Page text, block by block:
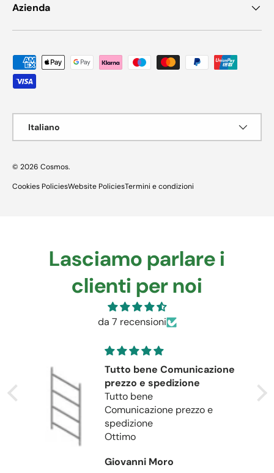
Azienda
Metodi di pagamento accettati
Italiano
© 2026 Cosmos.
Cookies PoliciesWebsite PoliciesTermini e condizioni
Lasciamo parlare i
clienti per noi
da 7 recensioni
Tutto bene Comunicazione
prezzo e spedizione
Tutto bene
Comunicazione prezzo e
spedizione